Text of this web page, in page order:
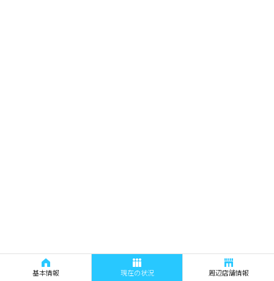
基本情報 現在の状況 周辺店舗情報